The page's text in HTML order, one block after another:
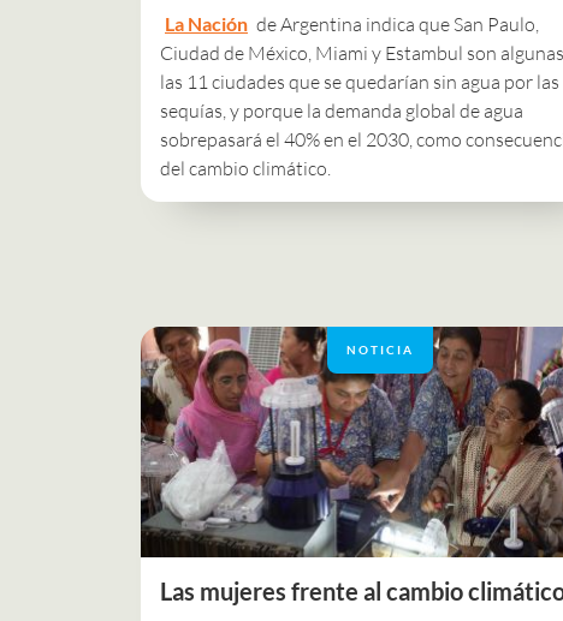
La Nación de Argentina indica que San Paulo,
Ciudad de México, Miami y Estambul son
las 11 ciudades que se quedarían sin agua por las
sequías, y porque la demanda global de agua
sobrepasará el 40% en el 2030, como
del cambio climático.
NOTICIA
Las mujeres frente al cambio